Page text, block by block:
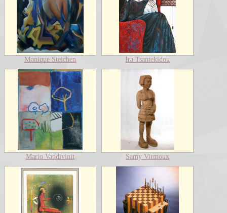
Monique Steichen Ira Tsantekidou
Mario Vandivinit Samy Virmoux